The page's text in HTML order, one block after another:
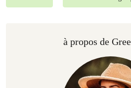
à propos de